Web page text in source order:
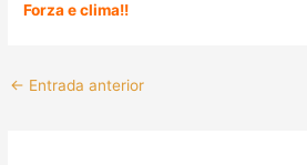
Forza e clima!!
← Entrada anterior